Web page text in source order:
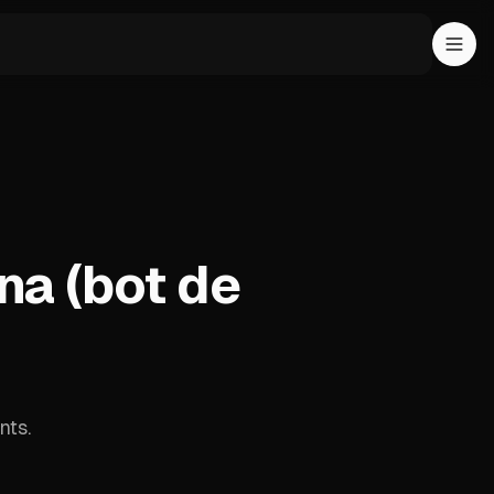
(bot de